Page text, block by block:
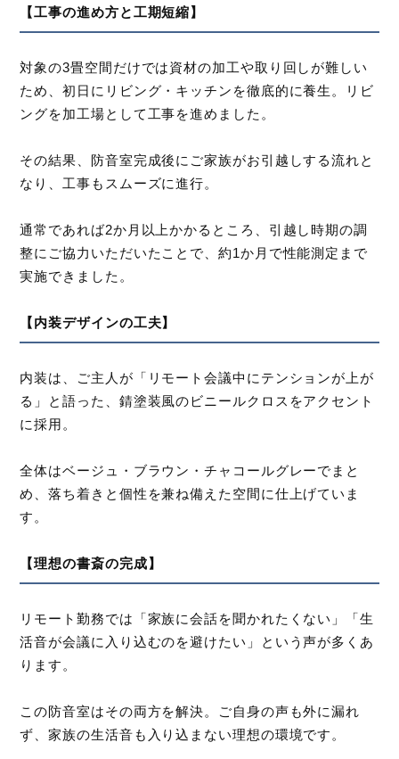
【工事の進め方と工期短縮】
対象の3畳空間だけでは資材の加工や取り回しが難しい
ため、初日にリビング・キッチンを徹底的に養生。リビ
ングを加工場として工事を進めました。
その結果、防音室完成後にご家族がお引越しする流れと
なり、工事もスムーズに進行。
通常であれば2か月以上かかるところ、引越し時期の調
整にご協力いただいたことで、約1か月で性能測定まで
実施できました。
【内装デザインの工夫】
内装は、ご主人が「リモート会議中にテンションが上が
る」と語った、錆塗装風のビニールクロスをアクセント
に採用。
全体はベージュ・ブラウン・チャコールグレーでまと
め、落ち着きと個性を兼ね備えた空間に仕上げていま
す。
【理想の書斎の完成】
リモート勤務では「家族に会話を聞かれたくない」「生
活音が会議に入り込むのを避けたい」という声が多くあ
ります。
この防音室はその両方を解決。ご自身の声も外に漏れ
ず、家族の生活音も入り込まない理想の環境です。